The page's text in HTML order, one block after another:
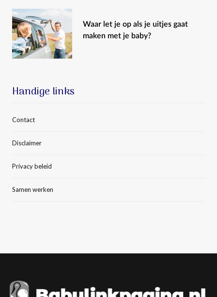
Waar let je op als je uitjes gaat
maken met je baby?
Handige links
Contact
Disclaimer
Privacy beleid
Samen werken